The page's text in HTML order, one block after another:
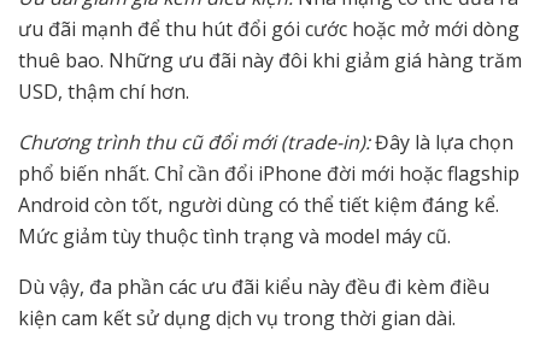
ưu đãi mạnh để thu hút đổi gói cước hoặc mở mới dòng
thuê bao. Những ưu đãi này đôi khi giảm giá hàng trăm
USD, thậm chí hơn.
Chương trình thu cũ đổi mới (trade-in):Đây là lựa chọn
phổ biến nhất. Chỉ cần đổi iPhone đời mới hoặc flagship
Android còn tốt, người dùng có thể tiết kiệm đáng kể.
Mức giảm tùy thuộc tình trạng và model máy cũ.
Dù vậy, đa phần các ưu đãi kiểu này đều đi kèm điều
kiện cam kết sử dụng dịch vụ trong thời gian dài.